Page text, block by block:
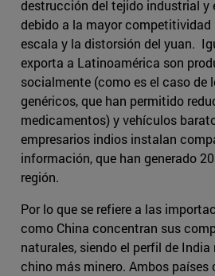
destrucción del tejido industrial y
debido a la mayor competitividad
escala y la distorsión del yuan.
exporta a Latinoamérica son
socialmente (como es el caso de
genéricos, que han permitido
medicamentos) y vehículos
empresarios indios instalan
información, que han generado
región.
Por lo que se refiere a las
como China concentran sus
naturales, siendo el perfil de
chino más minero. Ambos países